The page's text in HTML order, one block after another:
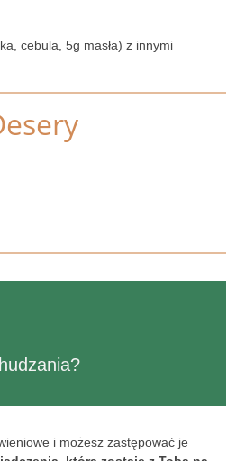
cebula, 5g masła) z innymi
i możesz zastępować je